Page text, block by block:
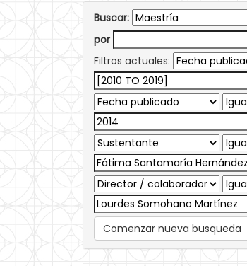
Buscar:
por
Filtros actuales:
Comenzar nueva busqueda